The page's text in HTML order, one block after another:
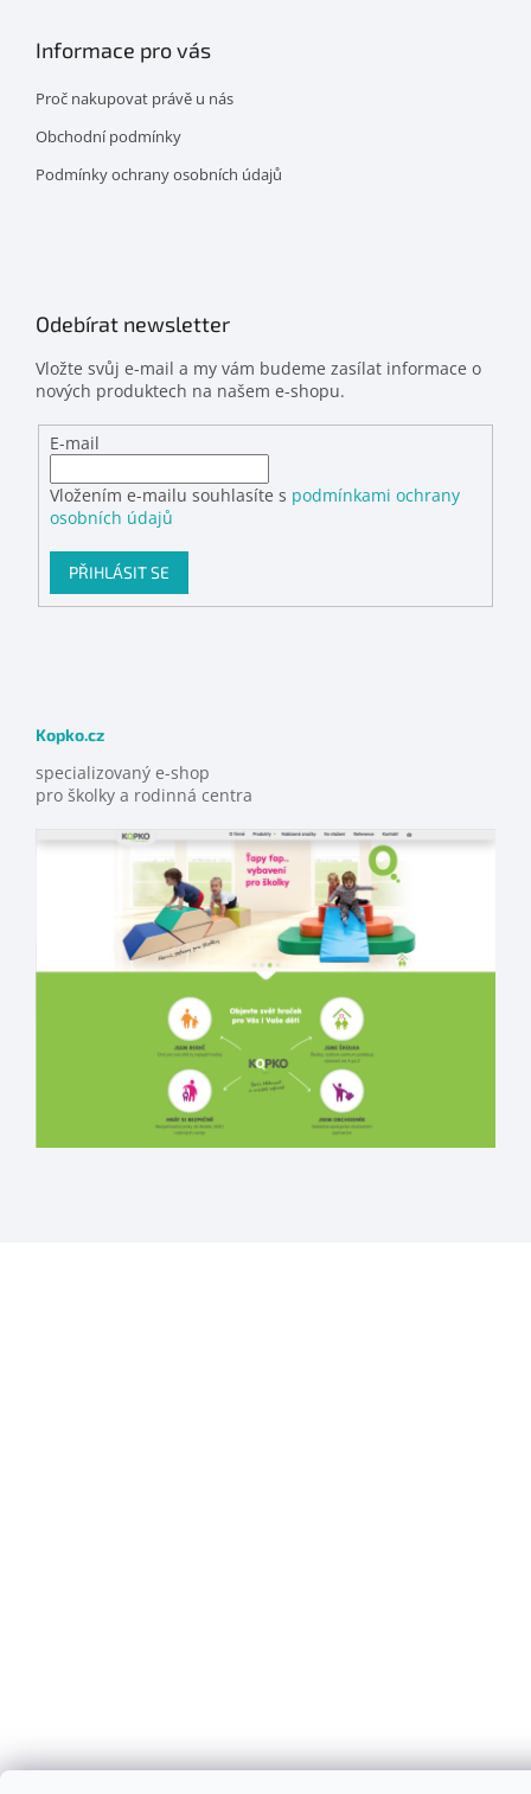
Informace pro vás
Proč nakupovat právě u nás
Obchodní podmínky
Podmínky ochrany osobních údajů
Odebírat newsletter
Vložte svůj e-mail a my vám budeme zasílat informace o
nových produktech na našem e-shopu.
E-mail
Vložením e-mailu souhlasíte s podmínkami ochrany
osobních údajů
PŘIHLÁSIT SE
Kopko.cz
specializovaný e-shop
pro školky a rodinná centra